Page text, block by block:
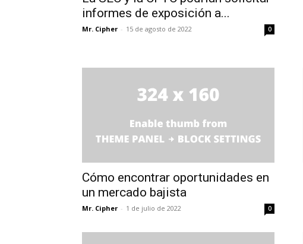
informes de exposición a...
Mr. Cipher - 15 de agosto de 2022 0
Cómo encontrar oportunidades en
un mercado bajista
Mr. Cipher - 1 de julio de 2022 0